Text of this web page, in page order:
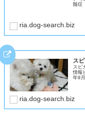
髄症
ria.dog-search.biz
ス
スピ
情報
年9
ria.dog-search.biz